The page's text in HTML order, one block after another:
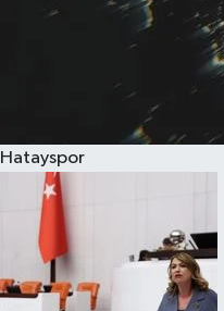
Hatayspor